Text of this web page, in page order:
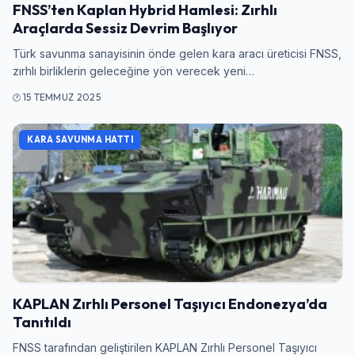
FNSS’ten Kaplan Hybrid Hamlesi: Zırhlı
Araçlarda Sessiz Devrim Başlıyor
Türk savunma sanayisinin önde gelen kara aracı üreticisi FNSS,
zırhlı birliklerin geleceğine yön verecek yeni…
15 TEMMUZ 2025
KARA SAVUNMA HATTI
KAPLAN Zırhlı Personel Taşıyıcı Endonezya’da
Tanıtıldı
FNSS tarafından geliştirilen KAPLAN Zırhlı Personel Taşıyıcı
Giriş Yap
Kullanıcı Adı veya E-posta
Şifre
Beni Hatırla